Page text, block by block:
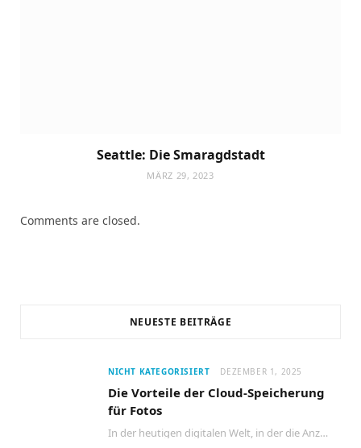
Seattle: Die Smaragdstadt
MÄRZ 29, 2023
Comments are closed.
NEUESTE BEITRÄGE
NICHT KATEGORISIERT DEZEMBER 1, 2025
Die Vorteile der Cloud-Speicherung
für Fotos
In der heutigen digitalen Welt, in der die Anzahl der aufgenommenen Fotos stetig zunimmt, wird…